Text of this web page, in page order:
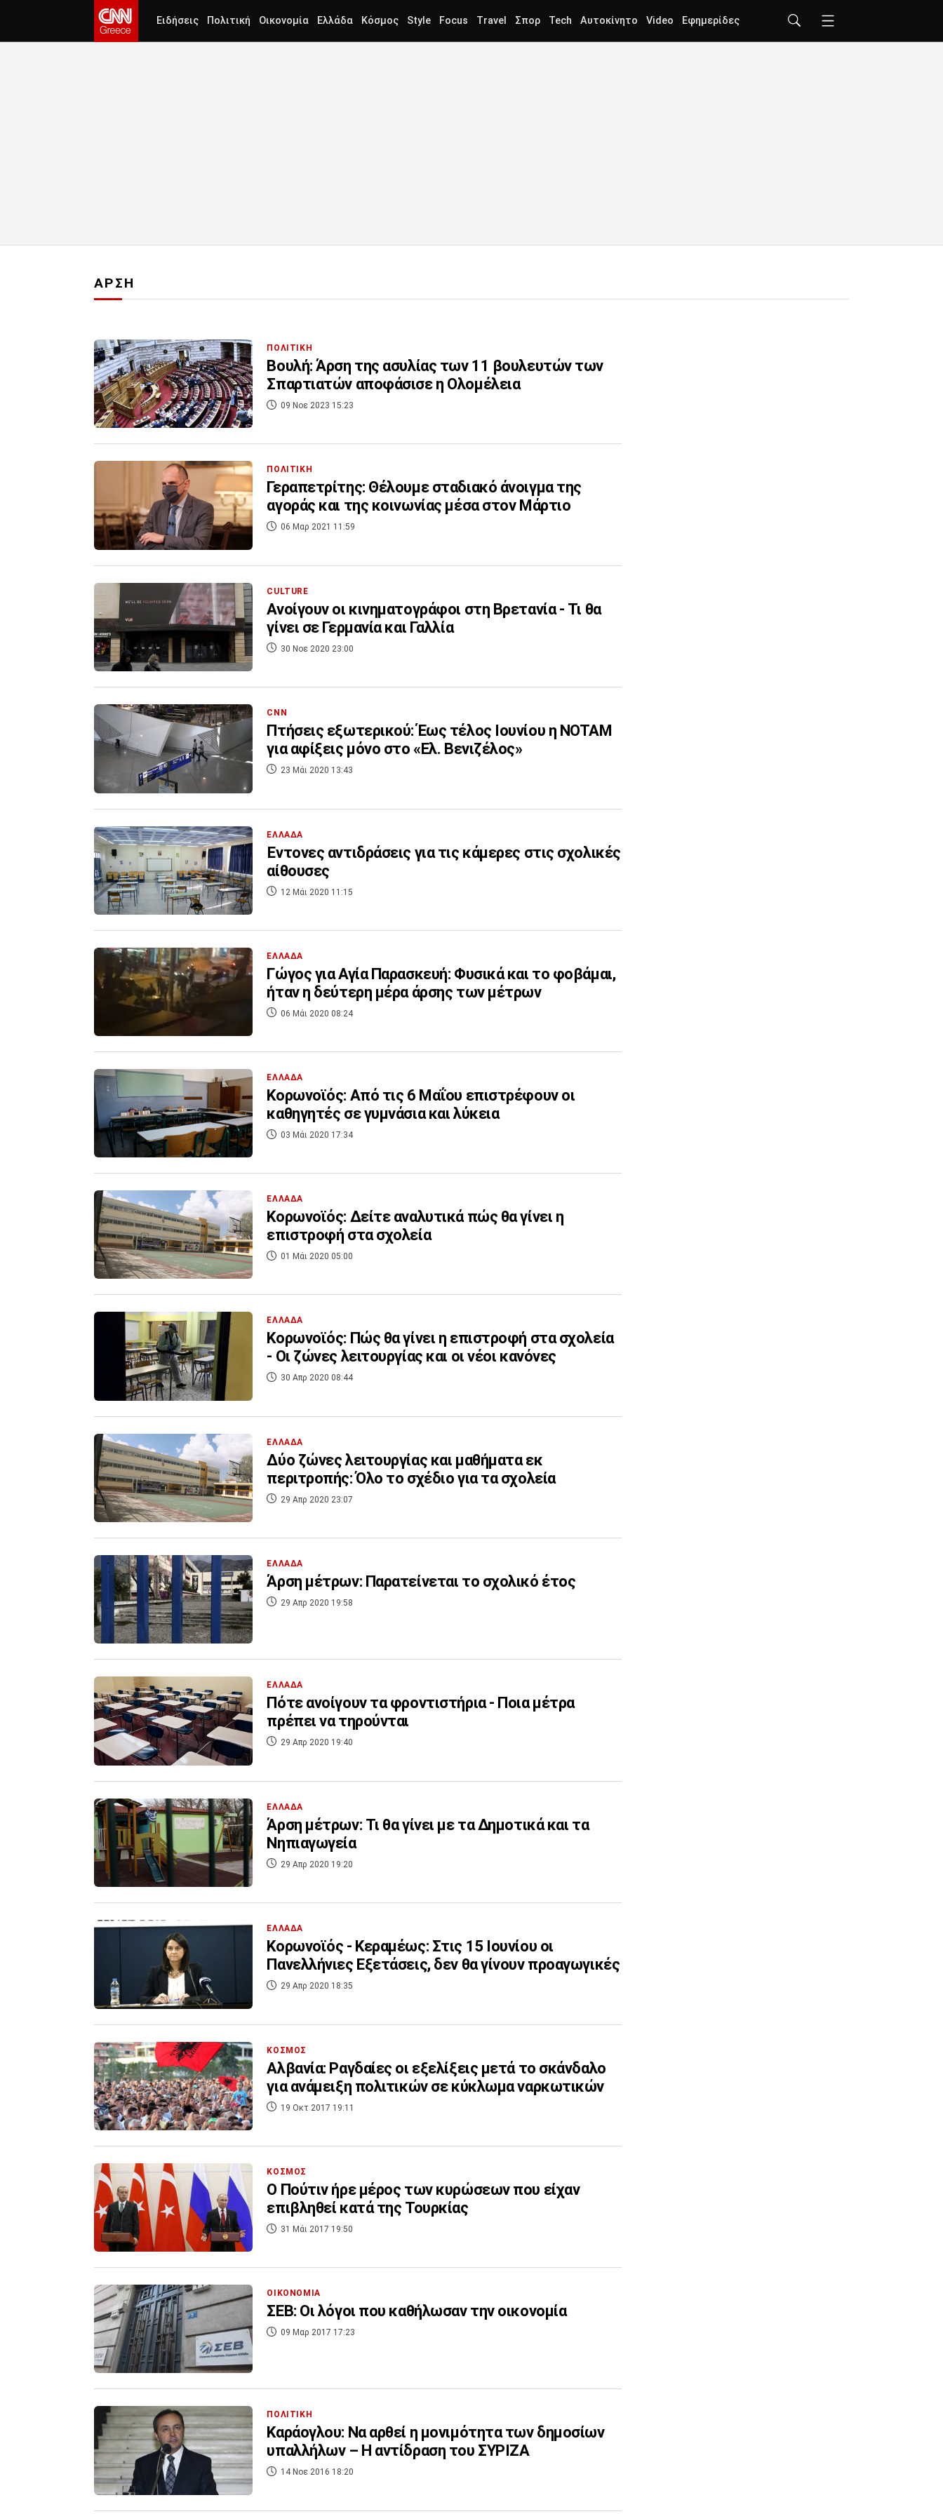
Ειδήσεις Πολιτική Οικονομία Ελλάδα Κόσμος Style Focus Travel Σπορ Tech Αυτοκίνητο Video Εφημερίδες
ΑΡΣΗ
ΠΟΛΙΤΙΚΗ
Βουλή: Άρση της ασυλίας των 11 βουλευτών των
Σπαρτιατών αποφάσισε η Ολομέλεια
09 Νοε 2023 15:23
ΠΟΛΙΤΙΚΗ
Γεραπετρίτης: Θέλουμε σταδιακό άνοιγμα της
αγοράς και της κοινωνίας μέσα στον Μάρτιο
06 Μαρ 2021 11:59
CULTURE
Ανοίγουν οι κινηματογράφοι στη Βρετανία - Τι θα
γίνει σε Γερμανία και Γαλλία
30 Νοε 2020 23:00
CNN
Πτήσεις εξωτερικού: Έως τέλος Ιουνίου η NOTAM
για αφίξεις μόνο στο «Ελ. Βενιζέλος»
23 Μάι 2020 13:43
ΕΛΛΑΔΑ
Έντονες αντιδράσεις για τις κάμερες στις σχολικές
αίθουσες
12 Μάι 2020 11:15
ΕΛΛΑΔΑ
Γώγος για Αγία Παρασκευή: Φυσικά και το φοβάμαι,
ήταν η δεύτερη μέρα άρσης των μέτρων
06 Μάι 2020 08:24
ΕΛΛΑΔΑ
Κορωνοϊός: Από τις 6 Μαΐου επιστρέφουν οι
καθηγητές σε γυμνάσια και λύκεια
03 Μάι 2020 17:34
ΕΛΛΑΔΑ
Κορωνοϊός: Δείτε αναλυτικά πώς θα γίνει η
επιστροφή στα σχολεία
01 Μάι 2020 05:00
ΕΛΛΑΔΑ
Κορωνοϊός: Πώς θα γίνει η επιστροφή στα σχολεία
- Οι ζώνες λειτουργίας και οι νέοι κανόνες
30 Απρ 2020 08:44
ΕΛΛΑΔΑ
Δύο ζώνες λειτουργίας και μαθήματα εκ
περιτροπής: Όλο το σχέδιο για τα σχολεία
29 Απρ 2020 23:07
ΕΛΛΑΔΑ
Άρση μέτρων: Παρατείνεται το σχολικό έτος
29 Απρ 2020 19:58
ΕΛΛΑΔΑ
Πότε ανοίγουν τα φροντιστήρια - Ποια μέτρα
πρέπει να τηρούνται
29 Απρ 2020 19:40
ΕΛΛΑΔΑ
Άρση μέτρων: Τι θα γίνει με τα Δημοτικά και τα
Νηπιαγωγεία
29 Απρ 2020 19:20
ΕΛΛΑΔΑ
Κορωνοϊός - Κεραμέως: Στις 15 Ιουνίου οι
Πανελλήνιες Εξετάσεις, δεν θα γίνουν προαγωγικές
29 Απρ 2020 18:35
ΚΟΣΜΟΣ
Αλβανία: Ραγδαίες οι εξελίξεις μετά το σκάνδαλο
για ανάμειξη πολιτικών σε κύκλωμα ναρκωτικών
19 Οκτ 2017 19:11
ΚΟΣΜΟΣ
Ο Πούτιν ήρε μέρος των κυρώσεων που είχαν
επιβληθεί κατά της Τουρκίας
31 Μάι 2017 19:50
ΟΙΚΟΝΟΜΙΑ
ΣΕΒ: Οι λόγοι που καθήλωσαν την οικονομία
09 Μαρ 2017 17:23
ΠΟΛΙΤΙΚΗ
Καράογλου: Να αρθεί η μονιμότητα των δημοσίων
υπαλλήλων – Η αντίδραση του ΣΥΡΙΖΑ
14 Νοε 2016 18:20